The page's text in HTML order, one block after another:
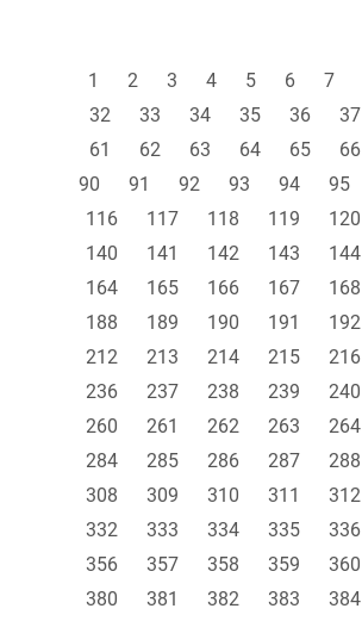
1 2 3 4 5 6 7
32
33 34 35 36 37
61
62 63 64 65 66
90
91 92 93 94 95
116
117 118 119 120
140
141 142 143 144
164
165 166 167 168
188
189 190 191 192
212
213 214 215 216
236
237 238 239 240
260
261 262 263 264
284
285 286 287 288
308
309 310 311 312
332
333 334 335 336
356
357 358 359 360
380
381 382 383 384